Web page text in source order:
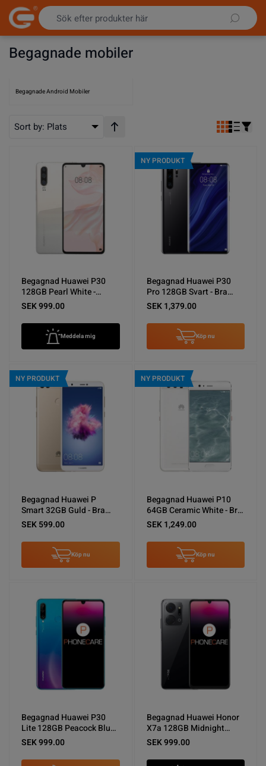
Hoppa till innehållet
Begagnade mobiler
Begagnade Android Mobiler
Sort by: Plats Stigande ordning
Begagnad Huawei P30
128GB Pearl White -
Använt skick C
SEK 999.00
Meddela mig
NY PRODUKT
Begagnad Huawei P30
Pro 128GB Svart - Bra
skick
SEK 1,379.00
Köp nu
NY PRODUKT
Begagnad Huawei P
Smart 32GB Guld - Bra
skick
SEK 599.00
Köp nu
NY PRODUKT
Begagnad Huawei P10
64GB Ceramic White - Bra
skick
SEK 1,249.00
Köp nu
Begagnad Huawei P30
Lite 128GB Peacock Blue -
Använt skick
SEK 999.00
Begagnad Huawei Honor
X7a 128GB Midnight
Black - Använt skick
SEK 999.00